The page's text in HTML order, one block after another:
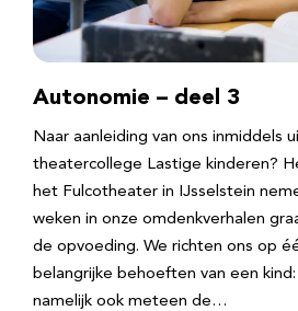
Autonomie – deel 3
Naar aanleiding van ons inmiddels
theatercollege Lastige kinderen?
het Fulcotheater in IJsselstein
weken in onze omdenkverhalen
de opvoeding. We richten ons op
belangrijke behoeften van een
namelijk ook meteen de…